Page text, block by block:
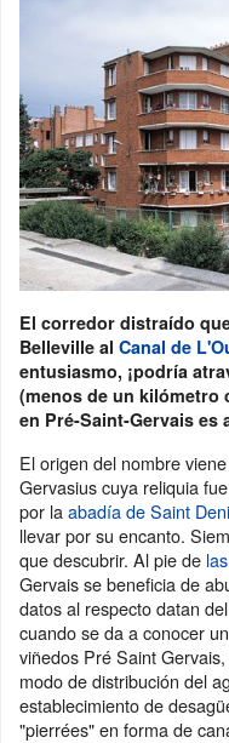
El corredor distraído
Belleville al Canal de
entusiasmo, ¡podría
(menos de un kilómetro
en Pré-Saint-Gervais es
El origen del nombre
Gervasius cuya reliquia
por laabadía de Saint
llevar por su encanto.
que descubrir. Al pie de
Gervais se beneficia de
datos al respecto datan
cuando se da a conocer
viñedos Pré Saint
modo de distribución del
establecimiento de
"pierrées" en forma de